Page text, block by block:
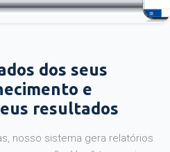
dos seus
e
resultados
nosso sistema gera relatórios